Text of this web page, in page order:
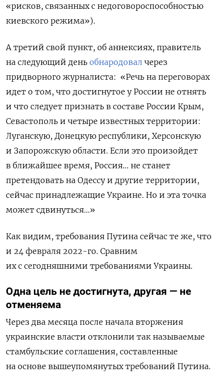
«рисков, связанных с недоговороспособностью
киевского режима»).
А третий свой пункт, об аннексиях, правитель
на следующий день обнародовал через
придворного журналиста: «Речь на переговорах
идет о том, что достигнутое у России не отнять
и что следует признать в составе России Крым,
Севастополь и четыре известных территории:
Луганскую, Донецкую республики, Херсонскую
и Запорожскую области. Если это произойдет
в ближайшее время, Россия… не станет
претендовать на Одессу и другие территории,
сейчас принадлежащие Украине. Но и эта точка
может сдвинуться…»
Как видим, требования Путина сейчас те же, что
и 24 февраля 2022-го. Сравним
их с сегодняшними требованиями Украины.
Одна цель не достигнута, другая — не
отменяема
Через два месяца после начала вторжения
украинские власти отклонили так называемые
стамбульские соглашения, составленные
на основе вышеупомянутых требований Путина.